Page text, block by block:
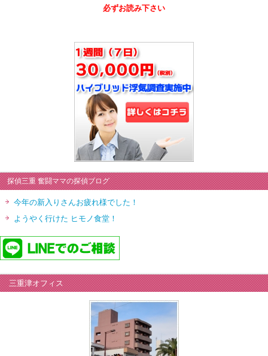
必ずお読み下さい
探偵三重 奮闘ママの探偵ブログ
今年の新入りさんお疲れ様でした！
ようやく行けた ヒモノ食堂！
三重津オフィス